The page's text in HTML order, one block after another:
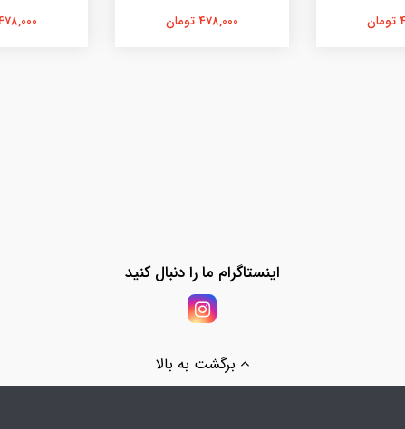
478,000 تومان 478,000
اینستاگرام ما را دنبال کنید
برگشت به بالا